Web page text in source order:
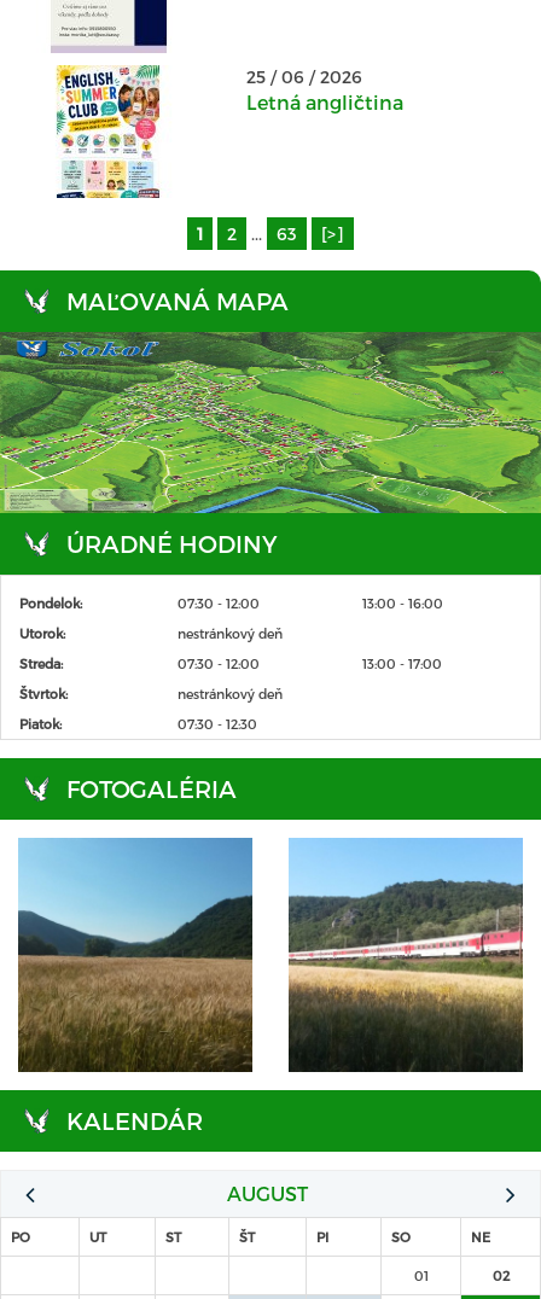
25 / 06 / 2026
Letná angličtina
1 2 ... 63 [>]
MAĽOVANÁ MAPA
ÚRADNÉ HODINY
Pondelok: 07:30 - 12:00
13:00 - 16:00
Utorok:
nestránkový deň
Streda:
07:30 - 12:00
13:00 - 17:00
Štvrtok:
nestránkový deň
Piatok:
07:30 - 12:30
FOTOGALÉRIA
KALENDÁR
AUGUST
PO UT ST ŠT PI SO NE
01 02